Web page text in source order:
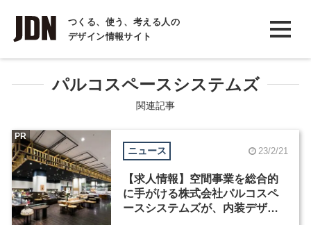
つくる、使う、考える人の
デザイン情報サイト
INTERVIEW
インタビュー
REPORT
COLUMN
コラム
パルコスペースシステムズ
関連記事
ニュース 23/2/21
【求人情報】空間事業を総合的
に手がける株式会社パルコスペ
ースシステムズが、内装デザイ
PR